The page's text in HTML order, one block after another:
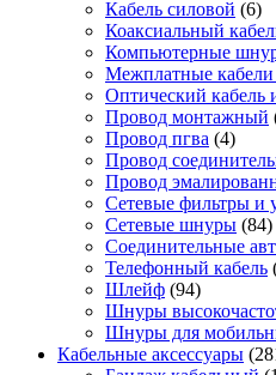
Кабель силовой (6)
Коаксиальный
Компьютерные
Межплатные кабели
Оптический
Провод монтажный
Провод пгва (4)
Провод
Провод
Сетевые фильтры и
Сетевые шнуры (84)
Соединительные
Телефонный кабель
Шлейф (94)
Шнуры
Шнуры для
Кабельные аксессуары